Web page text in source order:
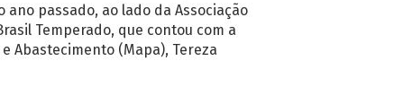
passado, ao lado da Associação
Temperado, que contou com a
Abastecimento (Mapa), Tereza